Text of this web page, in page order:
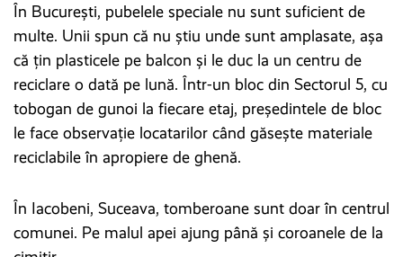
În București, pubelele speciale nu sunt suficient de
multe. Unii spun că nu știu unde sunt amplasate, așa
că țin plasticele pe balcon și le duc la un centru de
reciclare o dată pe lună. Într-un bloc din Sectorul 5, cu
tobogan de gunoi la fiecare etaj, președintele de bloc
le face observație locatarilor când găsește materiale
reciclabile în apropiere de ghenă.
În Iacobeni, Suceava, tomberoane sunt doar în centrul
comunei. Pe malul apei ajung până și coroanele de la